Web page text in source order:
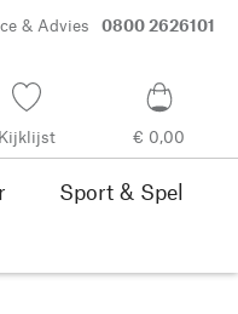
& Advies 0800 2626101
Kijklijst € 0,00
Sport & Spel